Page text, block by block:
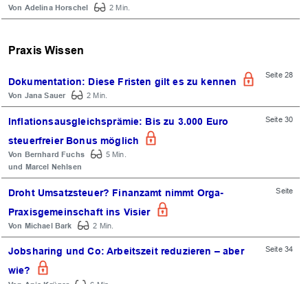
Adelina Horschel 2 Min.
Praxis Wissen
Dokumentation: Diese Fristen gilt es zu kennen
Seite 28
Jana Sauer 2 Min.
Inflationsausgleichsprämie: Bis zu 3.000 Euro
steuerfreier Bonus möglich
Seite 30
Bernhard Fuchs
Marcel Nehlsen
5 Min.
Droht Umsatzsteuer? Finanzamt nimmt Orga-
Praxisgemeinschaft ins Visier
Seite
Michael Bark 2 Min.
Jobsharing und Co: Arbeitszeit reduzieren – aber
wie?
Seite 34